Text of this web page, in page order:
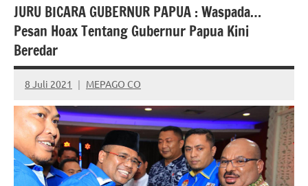
JURU BICARA GUBERNUR PAPUA : Waspada…
Pesan Hoax Tentang Gubernur Papua Kini
Beredar
8 Juli 2021 MEPAGO CO
No
comments